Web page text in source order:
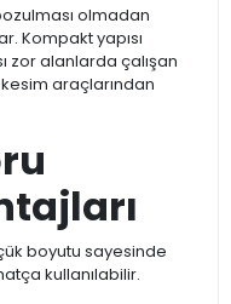
olmadan
Kompakt yapısı
zor alanlarda çalışan
araçlarından
boyutu sayesinde
kullanılabilir.